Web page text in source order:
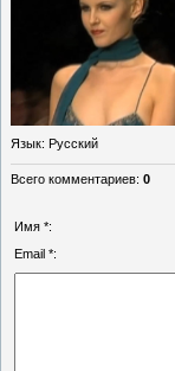
Язык: Русский
Всего комментариев: 0
Имя *:
Email *: